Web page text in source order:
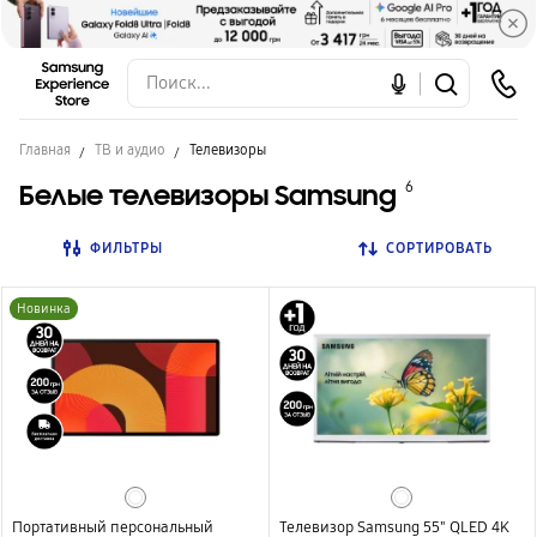
Главная ТВ и аудио Телевизоры
Белые телевизоры Samsung 6
ФИЛЬТРЫ СОРТИРОВАТЬ
Новинка
Портативный персональный
Телевизор Samsung 55" QLED 4K